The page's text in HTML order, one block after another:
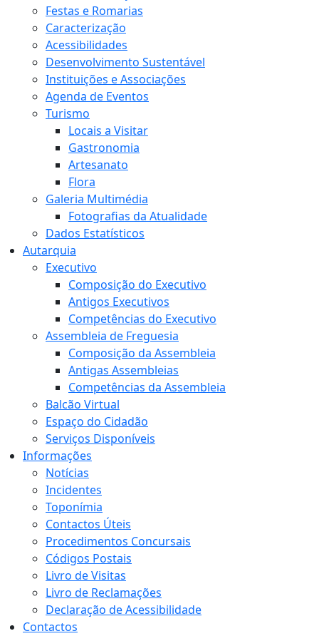
Festas e Romarias
Caracterização
Acessibilidades
Desenvolvimento Sustentável
Instituições e Associações
Agenda de Eventos
Turismo
Locais a Visitar
Gastronomia
Artesanato
Flora
Galeria Multimédia
Fotografias da Atualidade
Dados Estatísticos
Autarquia
Executivo
Composição do Executivo
Antigos Executivos
Competências do Executivo
Assembleia de Freguesia
Composição da Assembleia
Antigas Assembleias
Competências da Assembleia
Balcão Virtual
Espaço do Cidadão
Serviços Disponíveis
Informações
Notícias
Incidentes
Toponímia
Contactos Úteis
Procedimentos Concursais
Códigos Postais
Livro de Visitas
Livro de Reclamações
Declaração de Acessibilidade
Contactos